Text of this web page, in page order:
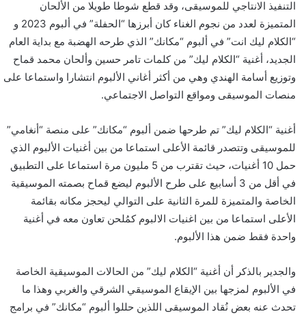
التنفيذ الانتاجي للموسيقى، وقد قطع شوطا طويلا من الألحان
المتميزة لعدد من نجوم الغناء كان أبرزها “الحفلة” في ألبوم 2023 و
“الكلام ليك انت” في ألبوم “مكانك” الذي طرحه الهضبة مع بداية العام
الجديد، أغنية “الكلام ليك” من كلمات تامر حسين وألحان محمد قماح
وتوزيع أسامة الهندي وهي من أكثر أغاني الألبوم انتشارا واستماعا على
منصات الموسيقى ومواقع التواصل الاجتماعي.
أغنية “الكلام ليك” تم طرحها ضمن ألبوم “مكانك” على منصة “أنغامي”
للموسيقى وتتصدر قائمة الأعلى استماعا من بين أغنيات الألبوم الذي
حمل 10 أغنيات، حيث تقترب من 5 مليون مرة استماعا على التطبيق
في أقل من 3 أسابيع على طرح الألبوم ليضع قماح بصمته الموسيقية
الخاصة والمتميزة للمرة الثانية على التوالي ليحجز مكانه بقائمة
الأعلى استماعا من بين اغنيات الالبوم كمُلحن تعاون معه في أغنية
واحدة فقط ضمن هذا الألبوم.
والجدير بالذكر أن أغنية “الكلام ليك” من الحالات الموسيقية الخاصة
في الألبوم لمزجها بين الإيقاع الموسيقي الشرقي والغربي وهذا ما
تحدث عنه بعض نُقاد الموسيقى اللذين حللوا ألبوم “مكانك” في برامج